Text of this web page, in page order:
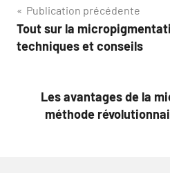
Navigation
de
Publication précédente
Tout sur la
techniques et conseils
Les avantages de la
méthode